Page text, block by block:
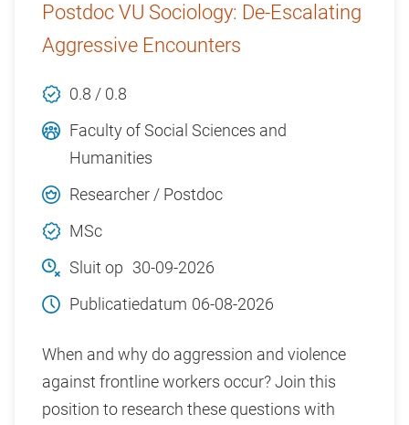
Postdoc VU Sociology: De-Escalating
Aggressive Encounters
0.8 / 0.8
Faculty of Social Sciences and
Humanities
Researcher / Postdoc
MSc
Sluit op 30-09-2026
Publicatiedatum 06-08-2026
When and why do aggression and violence
against frontline workers occur? Join this
position to research these questions with